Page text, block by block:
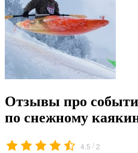
Отзывы про
по снежному
4.5 /2